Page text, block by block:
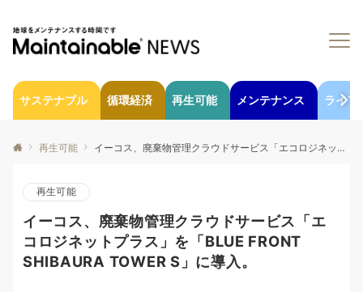
サステナブル 循環経済 再生可能 メンテナンス ライフ
再生可能 イーコス、廃棄物管理クラウドサービス「エコロジネットプラス」を「BLUE FRONT SHIBAURA TOWER S」に導入。
再生可能
イーコス、廃棄物管理クラウドサービス「エ
コロジネットプラス」を「BLUE FRONT
SHIBAURA TOWER S」に導入。